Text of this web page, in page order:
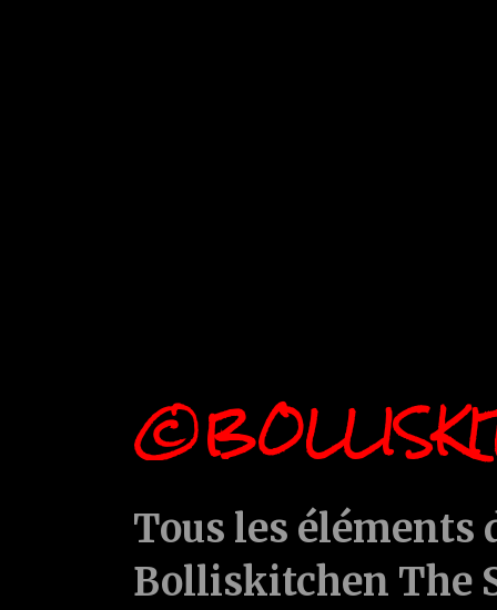
Tous les
Bolliskitchen The